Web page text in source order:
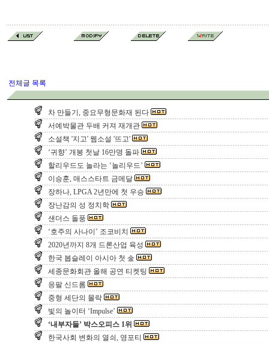
전체글 목록
차 만들기, 중요무형문화재 된다
서예박물관 두배 커져 재개관
소설책 '지고' 웹소설 '뜨고'
‘귀향’ 개봉 첫날 16만명 돌파
할리우드도 놀라는 ‘놀리우드’
이승훈, 매스스타트 금메달
장하나, LPGA 2년만에 첫 우승
장난감의 성 정치학
샌더스 돌풍
‘호주의 사나이’ 조코비치
2020년까지 8개 드론산업 육성
한국 봅슬레이 아시아 첫 金
세종문화회관 올해 공연 티켓팅
응팔 신드롬
중형 세단의 몰락
빛의 놀이터 ‘Impulse’
‘내부자들’ 박스오피스 1위
한국사회 변화의 열쇠, 영포티